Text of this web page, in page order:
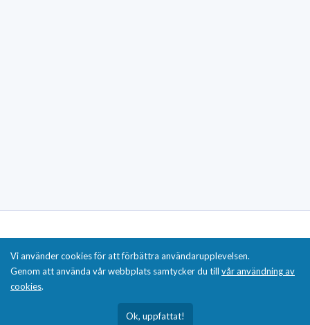
Sitemap
Vi använder cookies för att förbättra användarupplevelsen.
Genom att använda vår webbplats samtycker du till vår användning av
cookies.
Ok, uppfattat!